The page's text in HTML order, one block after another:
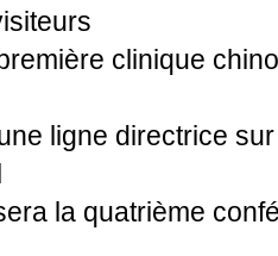
clinique
ligne directrice
la quatrième